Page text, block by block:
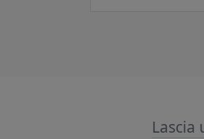
Lascia